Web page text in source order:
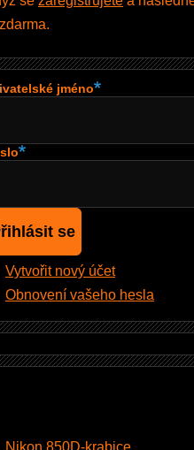
jméno
Vytvořit nový účet
Obnovení vašeho hesla